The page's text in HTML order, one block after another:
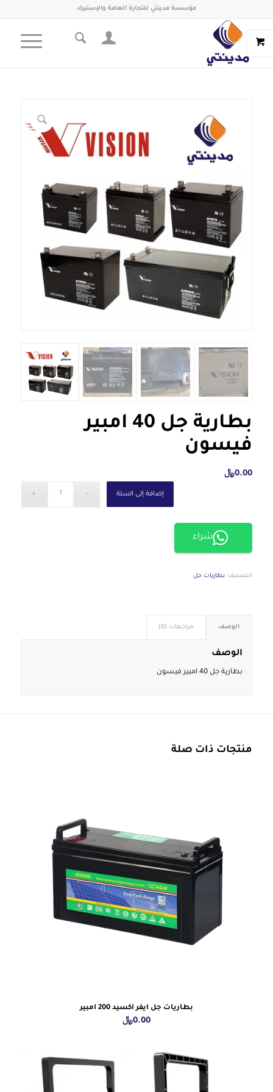
مؤسسة مدينتي للتجارة العامة والإستيراد
بطارية جل 40 امبير
فيسون
0.00﷼
إضافة إلى السلة
شراء
التصنيف: بطاريات جل
الوصف مراجعات (0)
الوصف
بطارية جل 40 امبير فيسون
منتجات ذات صلة
بطاريات جل ايفر اكسيد 200 امبير
0.00﷼